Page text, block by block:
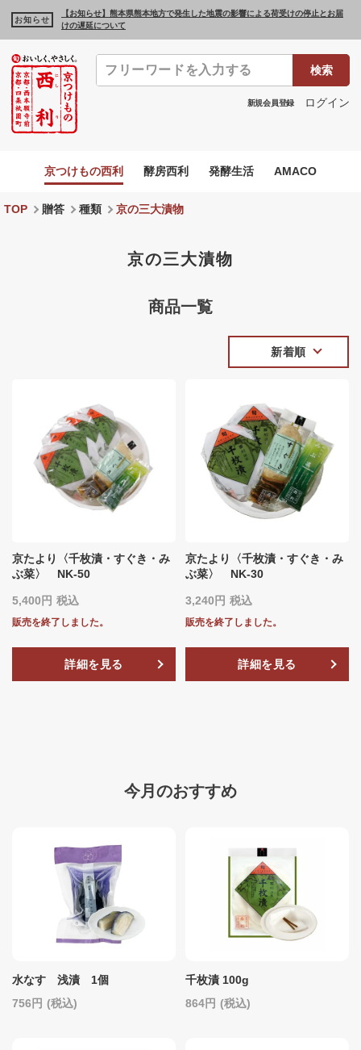
お知らせ
【お知らせ】熊本県熊本地方で発生した地震の影響による荷受けの停止とお届
けの遅延について
検索
新規会員登録 ログイン
京つけもの西利 酵房西利 発酵生活 AMACO
TOP 贈答 種類 京の三大漬物
京の三大漬物
商品一覧
新着順
京たより〈千枚漬・すぐき・み
ぶ菜〉 NK-50
5,400 税込
販売を終了しました。
詳細を見る
京たより〈千枚漬・すぐき・み
ぶ菜〉 NK-30
3,240 税込
販売を終了しました。
詳細を見る
今月のおすすめ
水なす 浅漬 1個
756
(税込)
千枚漬 100g
864
(税込)